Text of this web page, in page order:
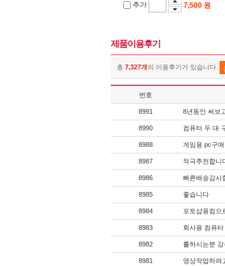
추가
7,500 원
제품이용후기
총 7,327개의 이용후기가 있습니다.
번호
8991 8년동안 써보
8990 컴퓨터 두 대
8988 게임용 pc구
8987 적극추천합니
8986 빠른배송감사
8985 좋습니다
8984 포토샵용컴으
8983 회사용 컴퓨
8982 롤하시는분
8981 영상작업하려